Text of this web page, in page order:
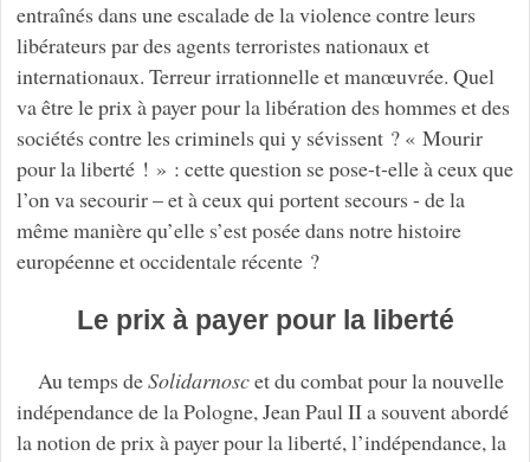
entraînés dans une escalade de la violence contre leurs
libérateurs par des agents terroristes nationaux et
internationaux. Terreur irrationnelle et manœuvrée. Quel
va être le prix à payer pour la libération des hommes et des
sociétés contre les criminels qui y sévissent ? « Mourir
pour la liberté ! » : cette question se pose-t-elle à ceux que
l’on va secourir – et à ceux qui portent secours - de la
même manière qu’elle s’est posée dans notre histoire
européenne et occidentale récente ?
Le prix à payer pour la liberté
Au temps deSolidarnoscet du combat pour la nouvelle
indépendance de la Pologne, Jean Paul II a souvent abordé
la notion de prix à payer pour la liberté, l’indépendance, la